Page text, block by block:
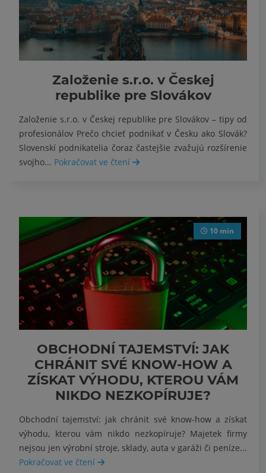
Založenie s.r.o. v Českej
republike pre Slovákov
Založenie s.r.o. v Českej republike pre Slovákov – tipy od
profesionálov Prečo chcieť podnikať v Česku ako Slovák?
Slovenskí podnikatelia čoraz častejšie zvažujú rozšírenie
svojho... Pokračovat ve čtení
10 min
OBCHODNÍ TAJEMSTVÍ: JAK
CHRÁNIT SVÉ KNOW-HOW A
ZÍSKAT VÝHODU, KTEROU VÁM
NIKDO NEZKOPÍRUJE?
Obchodní tajemství: jak chránit své know-how a získat
výhodu, kterou vám nikdo nezkopíruje? Majetek firmy
nejsou jen výrobní stroje, sklady, auta v garáži či peníze...
Pokračovat ve čtení